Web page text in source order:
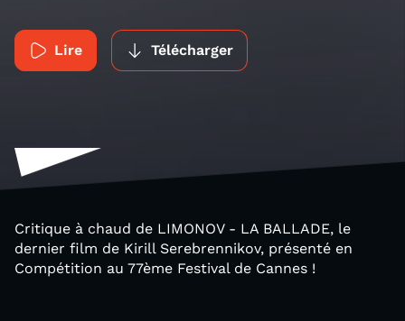
Lire Télécharger
Critique à chaud de LIMONOV - LA BALLADE, le
dernier film de Kirill Serebrennikov, présenté en
Compétition au 77ème Festival de Cannes !